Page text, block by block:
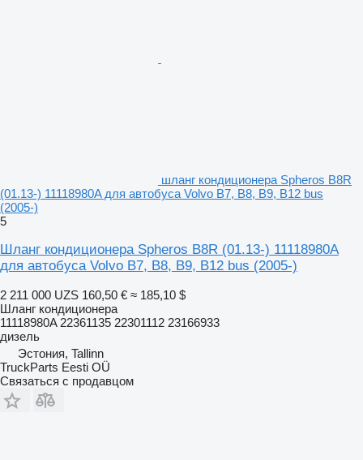
шланг кондиционера Spheros B8R
(01.13-) 11118980A для автобуса Volvo B7, B8, B9, B12 bus
(2005-)
5
Шланг кондиционера Spheros B8R (01.13-) 11118980A
для автобуса Volvo B7, B8, B9, B12 bus (2005-)
2 211 000 UZS 160,50 € ≈ 185,10 $
Шланг кондиционера
11118980A 22361135 22301112 23166933
дизель
Эстония, Tallinn
TruckParts Eesti OÜ
Связаться с продавцом